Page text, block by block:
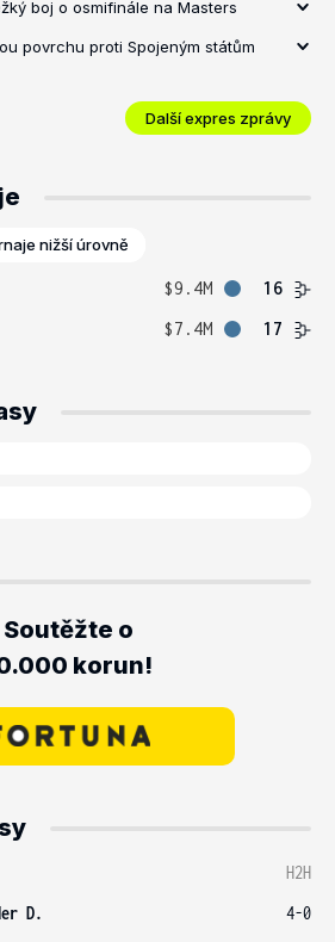
boj o osmifinále na Masters
povrchu proti Spojeným státům
Další expres zprávy
nižší úrovně
$9.4M
16
$7.4M 17
Soutěžte o
korun!
H2H
D.
4-0